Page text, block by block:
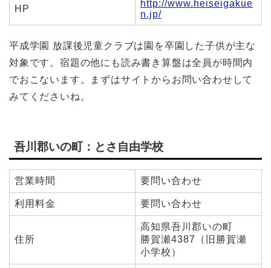
HP
http://www.heiseigakue
n.jp/
平成学園 放課後児童クラブは園を卒園した子供が主な
対象です。宿題の他にも読み書き算盤は全員が時間内
でおこないます。まずはサイトからお問い合わせして
みてくださいね。
吾川郡いの町：とさ自由学校
営業時間 要問い合わせ
利用料金 要問い合わせ
住所
高知県吾川郡いの町
勝賀瀬4387（旧勝賀瀬
小学校）